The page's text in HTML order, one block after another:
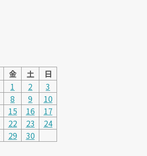
金 土
日
1
2
3
8 9
10
15 16
17
22 23
24
29
30